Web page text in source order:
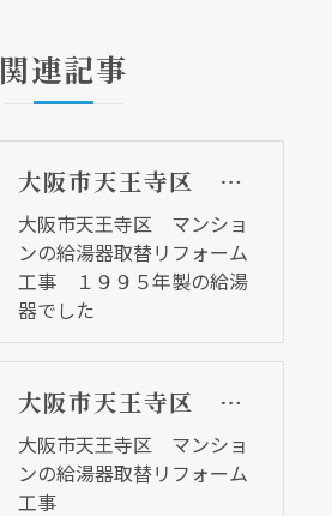
関連記事
大阪市天王寺区 マンションの給湯器取替リフォーム工事 １９９５年製の給湯器でした
大阪市天王寺区 マンショ
ンの給湯器取替リフォーム
工事 １９９５年製の給湯
器でした
大阪市天王寺区 マンションの給湯器取替リフォーム工事
大阪市天王寺区 マンショ
ンの給湯器取替リフォーム
工事